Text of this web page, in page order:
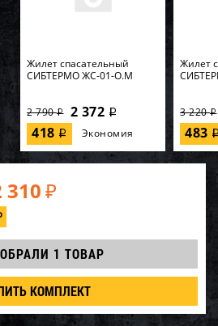
Жилет спасательный
СИБТЕРМО ЖС-01-О.M
2 790i 2 372 i
418 i Экономия
Жилет
3 220i
483
310 ₽
1 ТОВАР
КОМПЛЕКТ